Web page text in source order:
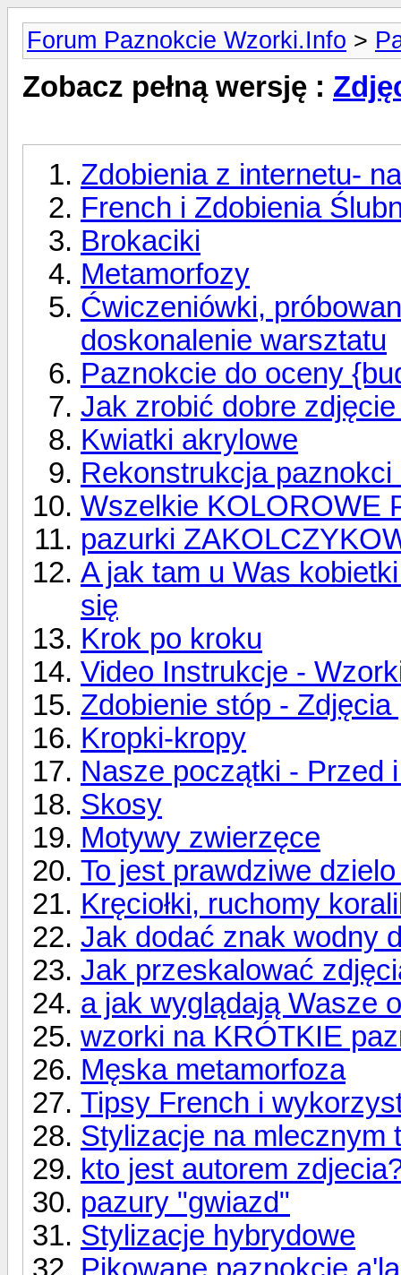
Forum Paznokcie Wzorki.Info >
Zobacz pełną wersję :
Zdobienia z internetu-
French i Zdobienia
Brokaciki
Metamorfozy
Ćwiczeniówki,
doskonalenie warsztatu
Paznokcie do oceny
Jak zrobić dobre
Kwiatki akrylowe
Rekonstrukcja
Wszelkie KOLOROWE
pazurki
A jak tam u Was
się
Krok po kroku
Video Instrukcje -
Zdobienie stóp -
Kropki-kropy
Nasze początki - Przed
Skosy
Motywy zwierzęce
To jest prawdziwe
Kręciołki, ruchomy
Jak dodać znak wodny
Jak przeskalować
a jak wyglądają Wasze
wzorki na KRÓTKIE
Męska metamorfoza
Tipsy French i
Stylizacje na mlecznym
kto jest autorem
pazury "gwiazd"
Stylizacje hybrydowe
Pikowane paznokcie